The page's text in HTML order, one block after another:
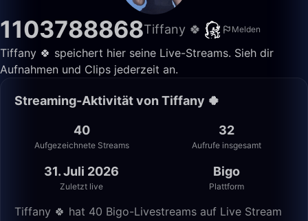
1103788868Tiffany 🍀 Melden
Tiffany 🍀 speichert hier seine Live-Streams. Sieh dir
Aufnahmen und Clips jederzeit an.
Streaming-Aktivität von Tiffany 🍀
40
Aufgezeichnete Streams
32
Aufrufe insgesamt
31. Juli 2026
Zuletzt live
Bigo
Plattform
Tiffany 🍀 hat 40 Bigo-Livestreams auf Live Stream